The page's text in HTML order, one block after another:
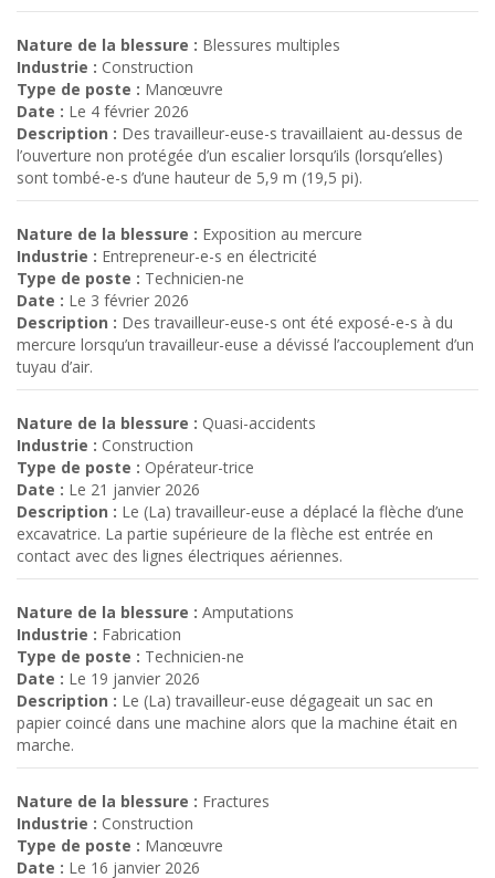
Nature de la blessure : Blessures multiples
Industrie : Construction
Type de poste : Manœuvre
Date : Le 4 février 2026
Description : Des travailleur-euse-s travaillaient au-dessus de
l’ouverture non protégée d’un escalier lorsqu’ils (lorsqu’elles)
sont tombé-e-s d’une hauteur de 5,9 m (19,5 pi).
Nature de la blessure : Exposition au mercure
Industrie : Entrepreneur-e-s en électricité
Type de poste : Technicien-ne
Date : Le 3 février 2026
Description : Des travailleur-euse-s ont été exposé-e-s à du
mercure lorsqu’un travailleur-euse a dévissé l’accouplement d’un
tuyau d’air.
Nature de la blessure : Quasi-accidents
Industrie : Construction
Type de poste : Opérateur-trice
Date : Le 21 janvier 2026
Description : Le (La) travailleur-euse a déplacé la flèche d’une
excavatrice. La partie supérieure de la flèche est entrée en
contact avec des lignes électriques aériennes.
Nature de la blessure : Amputations
Industrie : Fabrication
Type de poste : Technicien-ne
Date : Le 19 janvier 2026
Description : Le (La) travailleur-euse dégageait un sac en
papier coincé dans une machine alors que la machine était en
marche.
Nature de la blessure : Fractures
Industrie : Construction
Type de poste : Manœuvre
Date : Le 16 janvier 2026